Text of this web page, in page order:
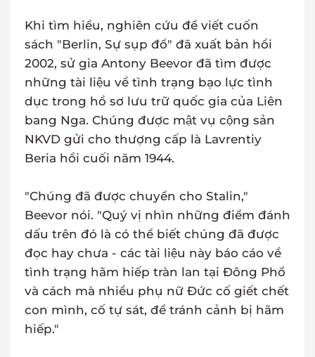
Khi tìm hiểu, nghiên cứu để viết cuốn
sách "Berlin, Sự sụp đổ" đã xuất bản hồi
2002, sử gia Antony Beevor đã tìm được
những tài liệu về tình trạng bạo lực tình
dục trong hồ sơ lưu trữ quốc gia của Liên
bang Nga. Chúng được mật vụ cộng sản
NKVD gửi cho thượng cấp là Lavrentiy
Beria hồi cuối năm 1944.
"Chúng đã được chuyển cho Stalin,"
Beevor nói. "Quý vị nhìn những điểm đánh
dấu trên đó là có thể biết chúng đã được
đọc hay chưa - các tài liệu này báo cáo về
tình trạng hãm hiếp tràn lan tại Đông Phổ
và cách mà nhiều phụ nữ Đức cố giết chết
con mình, cố tự sát, để tránh cảnh bị hãm
hiếp."